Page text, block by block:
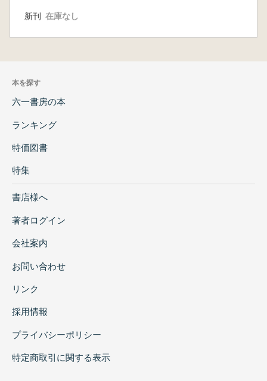
新刊 在庫なし
本を探す
六一書房の本
ランキング
特価図書
特集
書店様へ
著者ログイン
会社案内
お問い合わせ
リンク
採用情報
プライバシーポリシー
特定商取引に関する表示